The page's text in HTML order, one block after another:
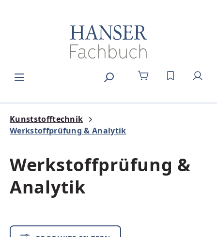
DU HAST 0
Kunststofftechnik
Werkstoffprüfung & Analytik
Werkstoffprüfung &
Analytik